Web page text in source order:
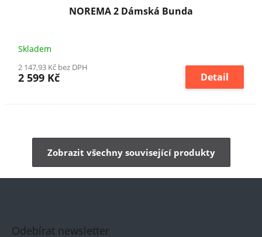
NOREMA 2 Dámská Bunda
Skladem
2 147,93 Kč bez DPH
2 599 Kč Detail
Zobrazit všechny související produkty
Odebírat newsletter